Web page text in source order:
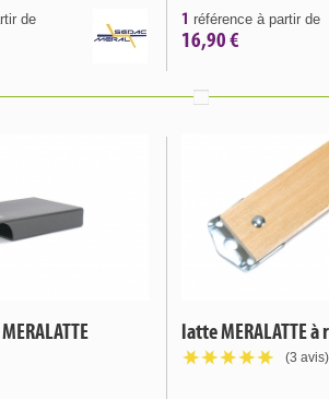
de 1 référence à partir de
16,90 €
latte MERALATTE à
(3 avis)